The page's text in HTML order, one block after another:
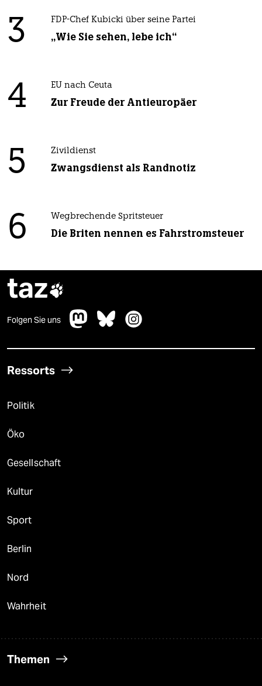
3 FDP-Chef Kubicki über seine Partei
„Wie Sie sehen, lebe ich“
4 EU nach Ceuta
Zur Freude der Antieuropäer
5 Zivildienst
Zwangsdienst als Randnotiz
6 Wegbrechende Spritsteuer
Die Briten nennen es Fahrstromsteuer
taz
Folgen Sie uns
Ressorts
Politik
Öko
Gesellschaft
Kultur
Sport
Berlin
Nord
Wahrheit
Themen